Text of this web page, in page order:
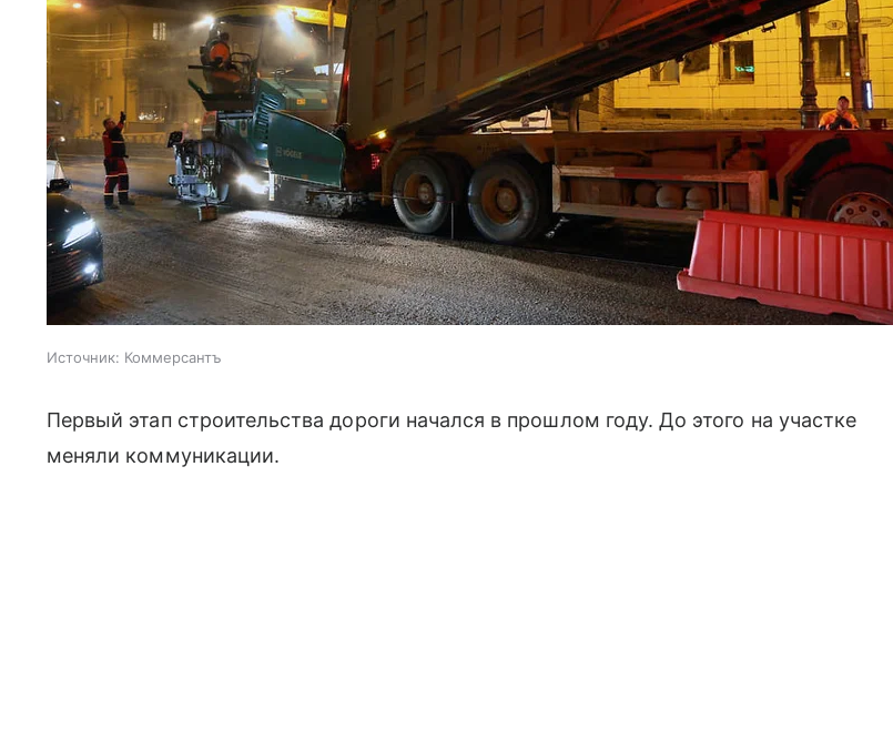
Источник: Коммерсантъ
Первый этап строительства дороги начался в прошлом году. До этого на участке
меняли коммуникации.